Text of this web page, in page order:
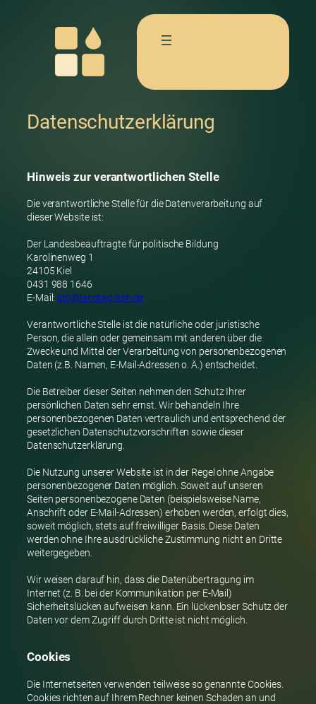
Datenschutzerklärung
Hinweis zur verantwortlichen Stelle
Die verantwortliche Stelle für die Datenverarbeitung auf
dieser Website ist:
Der Landesbeauftragte für politische Bildung
Karolinenweg 1
24105 Kiel
0431 988 1646
E-Mail: lpb@landtag.ltsh.de
Verantwortliche Stelle ist die natürliche oder juristische
Person, die allein oder gemeinsam mit anderen über die
Zwecke und Mittel der Verarbeitung von personenbezogenen
Daten (z.B. Namen, E-Mail-Adressen o. Ä.) entscheidet.
Die Betreiber dieser Seiten nehmen den Schutz Ihrer
persönlichen Daten sehr ernst. Wir behandeln Ihre
personenbezogenen Daten vertraulich und entsprechend der
gesetzlichen Datenschutzvorschriften sowie dieser
Datenschutzerklärung.
Die Nutzung unserer Website ist in der Regel ohne Angabe
personenbezogener Daten möglich. Soweit auf unseren
Seiten personenbezogene Daten (beispielsweise Name,
Anschrift oder E-Mail-Adressen) erhoben werden, erfolgt dies,
soweit möglich, stets auf freiwilliger Basis. Diese Daten
werden ohne Ihre ausdrückliche Zustimmung nicht an Dritte
weitergegeben.
Wir weisen darauf hin, dass die Datenübertragung im
Internet (z. B. bei der Kommunikation per E-Mail)
Sicherheitslücken aufweisen kann. Ein lückenloser Schutz der
Daten vor dem Zugriff durch Dritte ist nicht möglich.
Cookies
Die Internetseiten verwenden teilweise so genannte Cookies.
Cookies richten auf Ihrem Rechner keinen Schaden an und